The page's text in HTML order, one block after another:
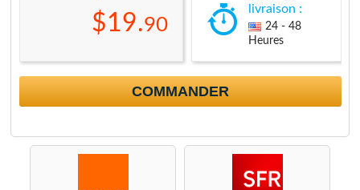
$19.90
livraison :
24 - 48
Heures
COMMANDER